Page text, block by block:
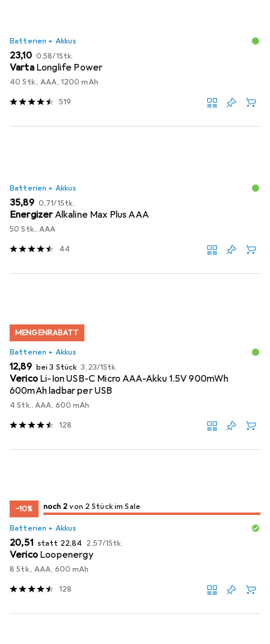
Batterien + Akkus
EUR
23,10 EUR
0,58/1Stk.
Varta Longlife Power
40 Stk., AAA, 1200 mAh
519
Batterien + Akkus
EUR
35,89 EUR
0,71/1Stk.
EnergizerAlkaline Max Plus AAA
50 Stk., AAA
44
MENGENRABATT
Batterien + Akkus
EUR
12,89 bei 3 Stück EUR
3,23/1Stk.
Verico Li-Ion USB-C Micro AAA-Akku 1.5V 900mWh
600mAh ladbar per USB
4 Stk., AAA, 600 mAh
128
−10% 2/ 2
2/ 2 im Sale
noch 2 von 2 Stück im Sale
Batterien + Akkus
EUR
20,51 statt EUR
22,84 EUR
2,57/1Stk.
Verico Loopenergy
8 Stk., AAA, 600 mAh
128